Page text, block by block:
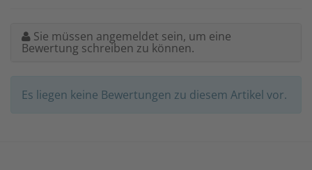
Sie müssen angemeldet sein, um eine
Bewertung schreiben zu können.
Es liegen keine Bewertungen zu diesem Artikel vor.